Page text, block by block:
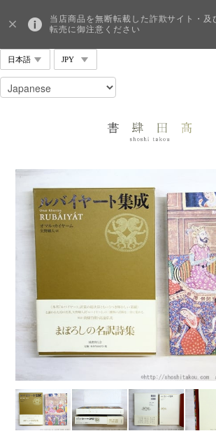
当店商品を無断転載した詐欺サイト・及
転売に御注意ください